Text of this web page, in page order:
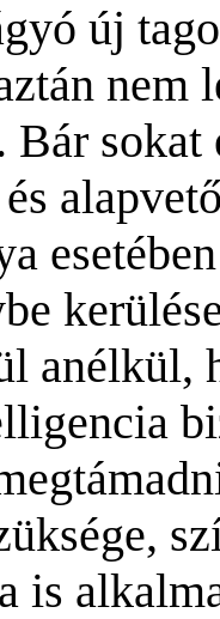
új
nem
Bár sokat
anélkül,
is